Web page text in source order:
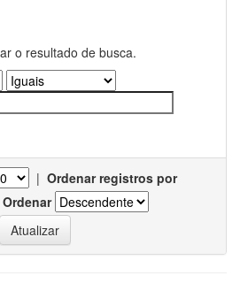
o resultado de busca.
| Ordenar registros por
Ordenar